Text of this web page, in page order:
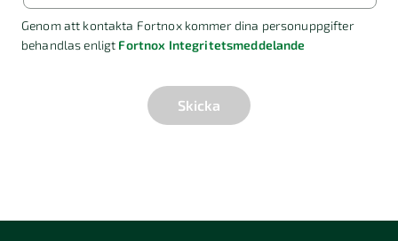
Genom att kontakta Fortnox kommer dina personuppgifter
behandlas enligt Fortnox Integritetsmeddelande
Skicka